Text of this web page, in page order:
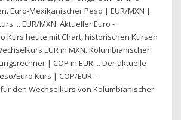
Euro-Mexikanischer Peso | EUR/MXN |
... EUR/MXN: Aktueller Euro -
Kurs heute mit Chart, historischen Kursen
EUR in MXN. Kolumbianischer
| COP in EUR ... Der aktuelle
Euro Kurs | COP/EUR -
den Wechselkurs von Kolumbianischer